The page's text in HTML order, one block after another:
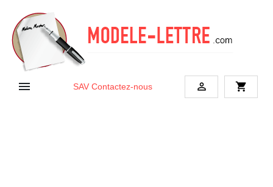
 SAV Contactez-nous  shopping_cart